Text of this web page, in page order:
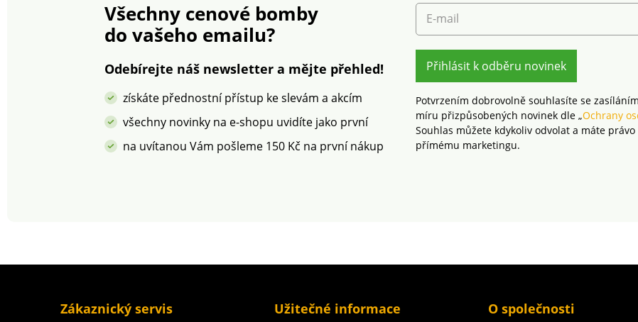
Všechny cenové bomby
do vašeho emailu?
Odebírejte náš newsletter a mějte přehled!
získáte přednostní přístup ke slevám a akcím
všechny novinky na e-shopu uvidíte jako první
na uvítanou Vám pošleme 150 Kč na první nákup
E-mail
Přihlásit k odběru novinek
Potvrzením dobrovolně souhlasíte se
míru přizpůsobených novinek dle „Ochrany
Souhlas můžete kdykoliv odvolat a máte
přímému marketingu.
Zákaznický servis Užitečné informace O společnosti